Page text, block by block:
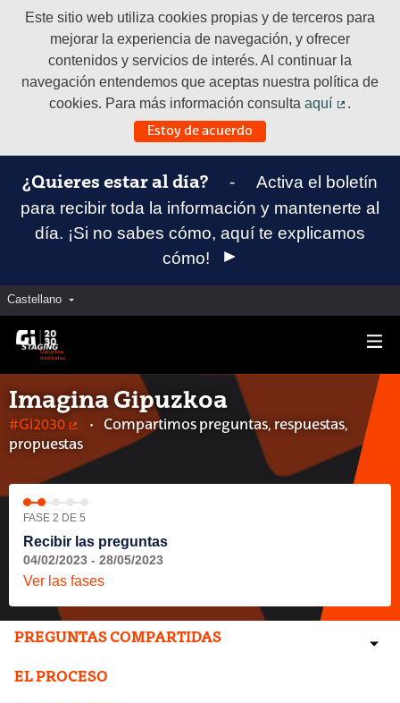
Este sitio web utiliza cookies propias y de terceros para
mejorar la experiencia de navegación, y ofrecer
contenidos y servicios de interés. Al continuar la
navegación entendemos que aceptas nuestra política de
cookies. Para más información consultaaquí
.
Estoy de acuerdo
¿Quieres estar al día? -
Activa el boletín
para recibir toda la información y mantenerte al
día. ¡Si no sabes cómo, aquí te explicamos
cómo!
Castellano Elegir el idioma
Imagina Gipuzkoa
#Gi2030
(Enlace externo)
Compartimos preguntas, respuestas,
propuestas
FASE 2 DE 5
Recibir las preguntas
04/02/2023 - 28/05/2023
Ver las fases
PREGUNTAS COMPARTIDAS
EL PROCESO